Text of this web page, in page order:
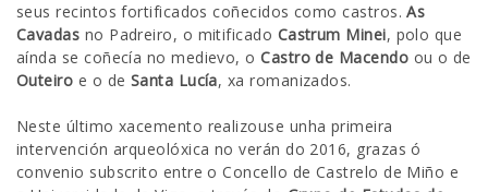
seus recintos fortificados coñecidos como castros.As
Cavadas no Padreiro, o mitificado Castrum Minei, polo que
aínda se coñecía no medievo, oCastro de Macendo ou o de
Outeiro e o de Santa Lucía, xa romanizados.
Neste último xacemento realizouse unha primeira
intervención arqueolóxica no verán do 2016, grazas ó
convenio subscrito entre o Concello de Castrelo de Miño e